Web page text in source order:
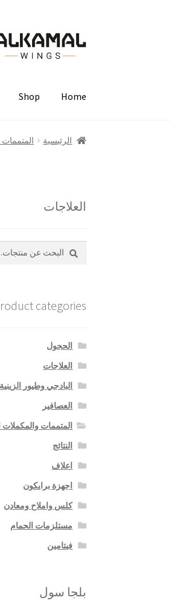
Skip
to
navigation
Skip
to
content
Home
Shop
الرئيسية المتممات
العلاجات
البحث
عن:
بحث
categories
الحجول
العلاجات
البادجي وطيور الزينية
العصافير
المتممات والمكملات
النتائج
اعلاف
اجهزة برايكون
كلس واملاح ومعادن
مستلزمات الحمام
فيتامين
بلجا سول